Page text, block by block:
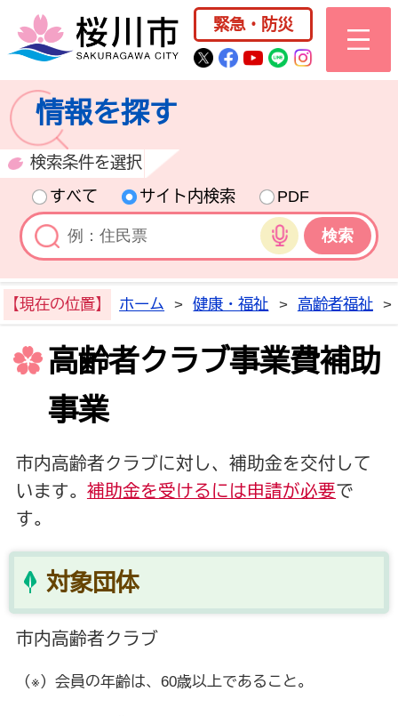
桜川市公式ホー
緊急・防災
桜川市公式Twitter
桜川市公式
桜川市公式
桜川市公式
情報を探す
検索条件を選択
すべて
サイト内検索
PDF
音声検索
【現在の位置】 ホーム > 健康・福祉 > 高齢者福祉 >
高齢者クラブ事業費補助
事業
市内高齢者クラブに対し、補助金を交付して
います。 補助金を受けるには申請が必要で
す。
対象団体
市内高齢者クラブ
（※）会員の年齢は、60歳以上であること。